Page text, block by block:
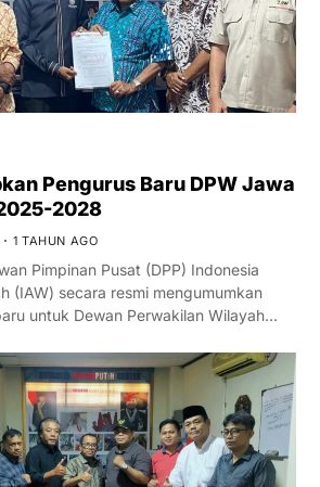
Pengurus Baru DPW Jawa
2028
1 TAHUN AGO
Pimpinan Pusat (DPP) Indonesia
(IAW) secara resmi mengumumkan
untuk Dewan Perwakilan Wilayah…